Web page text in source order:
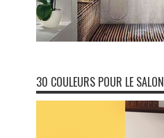
30 COULEURS POUR LE SALON